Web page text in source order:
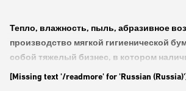
Тепло, влажность, пыль, абразивное
производство мягкой гигиенической
собой тяжелый бизнес, в котором
способного непрерывно работать в этой
[Missing text '/readmore' for 'Russian